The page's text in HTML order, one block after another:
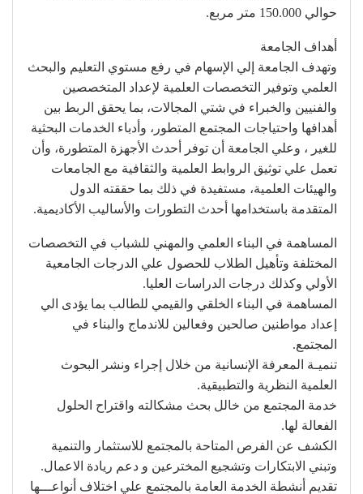
حوالي 150.000 متر مربع.
أهداف الجامعة
وتهدف الجامعة إلي الإسهام في رفع مستوي التعليم والبحث
العلمي وتوفير التخصصات العلمية لإعداد المتخصصين
والفنيين والخبراء في شتي المجالات، بما يحقق الربط بين
أهدافها واحتياجات المجتمع المتطور، وأدباء الخدمات البحثية
للغير ، وعلي الجامعة أن توفر أحدث الأجهزة المتطورة، وأن
تعمل علي توثيق الروابط العلمية والثقافية مع الجامعات
والهيئات العلمية، مستفيدة في ذلك بما حققته الدول
المتقدمة باستخدامها أحدث التطورات والأساليب الأكاديمية.
المساهمة في البناء العلمي والمهني للشباب في التخصصات
المختلفة وتأهيل الطلاب للحصول علي الدرجات الجامعية
الأولي وكذلك درجات الدراسات العليا.
المساهمة في البناء الخلقي والقيمي للطالب بما يؤدى الي
إعداد مواطنين صالحين وفعالين للاندماج والبناء في
المجتمع.
تنميـة المعرفة الإنسانية من خلال إجراء ونشر البحوث
العلمية النظرية والتطبيقية.
خدمة المجتمع من خالل بحث مشكالته واقتراح الحلول
الفعالة لها.
الكشف عن الفرص المتاحة بالمجتمع للاستثمار والتنمية
وتبني الابتكارات وتشجيع المخترعين و دعم ريادة الاعمال.
تقديم أنشطة الخدمة العامة بالمجتمع علي اختلاف أنواعـــها